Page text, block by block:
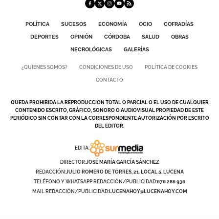
GALERÍAS
POLÍTICA SUCESOS ECONOMÍA OCIO
COFRADÍAS
DEPORTES
OPINIÓN CÓRDOBA SALUD
OBRAS
NECROLÓGICAS
GALERÍAS
¿QUIÉNES SOMOS? CONDICIONES DE USO POLÍTICA DE COOKIES
CONTACTO
QUEDA PROHIBIDA LA REPRODUCCION TOTAL O PARCIAL O EL USO DE CUALQUIER
CONTENIDO ESCRITO, GRÁFICO, SONORO O AUDIOVISUAL PROPIEDAD DE ESTE
PERIÓDICO SIN CONTAR CON LA CORRESPONDIENTE AUTORIZACIÓN POR ESCRITO
DEL EDITOR.
EDITA:
DIRECTOR:JOSÉ MARÍA GARCÍA SÁNCHEZ
REDACCIÓN:JULIO ROMERO DE TORRES, 21. LOCAL 5. LUCENA
TELÉFONO Y WHATSAPP REDACCIÓN/PUBLICIDAD:676 286 936
MAIL REDACCIÓN/PUBLICIDAD:LUCENAHOY@LUCENAHOY.COM